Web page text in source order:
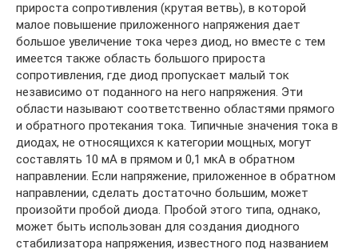
прироста сопротивления (крутая ветвь), в которой
малое повышение приложенного напряжения дает
большое увеличение тока через диод, но вместе с тем
имеется также область большого прироста
сопротивления, где диод пропускает малый ток
независимо от поданного на него напряжения. Эти
области называют соответственно областями прямого
и обратного протекания тока. Типичные значения тока в
диодах, не относящихся к категории мощных, могут
составлять 10 мА в прямом и 0,1 мкА в обратном
направлении. Если напряжение, приложенное в обратном
направлении, сделать достаточно большим, может
произойти пробой диода. Пробой этого типа, однако,
может быть использован для создания диодного
стабилизатора напряжения, известного под названием